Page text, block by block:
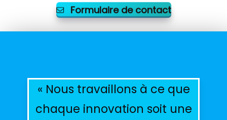
Formulaire de contact
« Nous travaillons à ce que
chaque innovation soit une